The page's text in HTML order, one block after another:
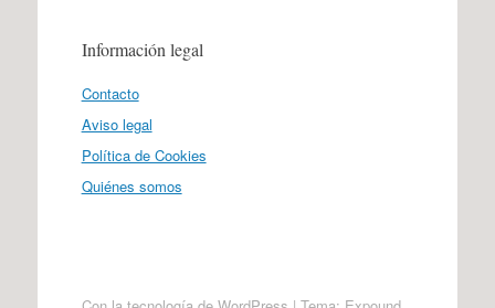
Información legal
Contacto
Aviso legal
Política de Cookies
Quiénes somos